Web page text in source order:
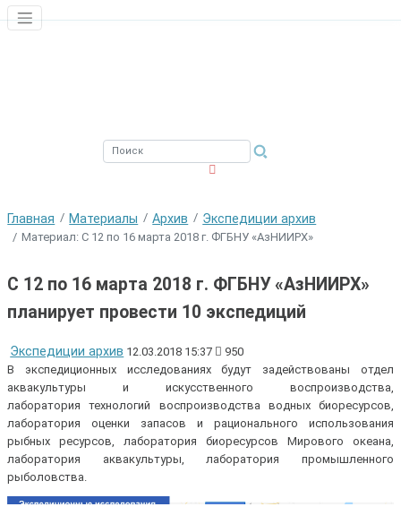
Главная Материалы Архив Экспедиции архив
Материал: С 12 по 16 марта 2018 г. ФГБНУ «АзНИИРХ»
С 12 по 16 марта 2018 г. ФГБНУ «АзНИИРХ»
планирует провести 10 экспедиций
Экспедиции архив 12.03.2018 15:37
950
В экспедиционных исследованиях будут задействованы отдел
аквакультуры и искусственного воспроизводства,
лаборатория технологий воспроизводства водных биоресурсов,
лаборатория оценки запасов и рационального использования
рыбных ресурсов, лаборатория биоресурсов Мирового океана,
лаборатория аквакультуры, лаборатория промышленного
рыболовства.